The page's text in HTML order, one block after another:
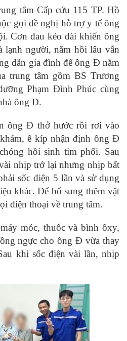
tâm Cấp cứu 115 TP. Hồ
gọi đề nghị hỗ trợ y tế ông
Cơn đau kéo dài khiến ông
người, nằm hồi lâu vẫn
dẫn gia đình để ông Đ nằm
trung tâm gồm BS Trương
Phạm Đình Phúc cùng
ông Đ.
ông Đ thở hước rồi rơi vào
ê kíp nhận định ông Đ
hồi sinh tim phổi. Sau
nhịp trở lại nhưng nhịp bất
sốc điện 5 lần và sử dụng
khác. Để bổ sung thêm vật
điện thoại về trung tâm.
móc, thuốc và bình ôxy,
ngực cho ông Đ vừa thay
khi sốc điện vài lần, nhịp